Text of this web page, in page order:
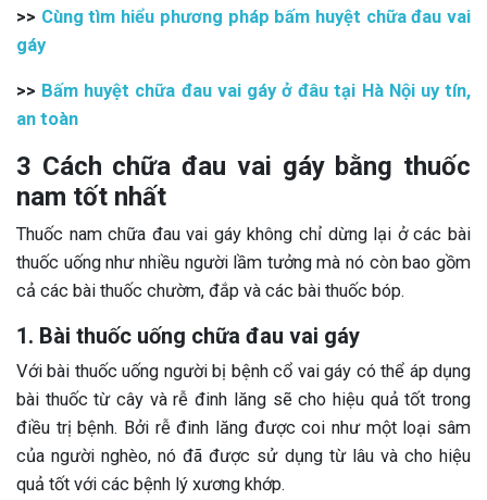
>> Cùng tìm hiểu phương pháp bấm huyệt chữa đau vai
gáy
>> Bấm huyệt chữa đau vai gáy ở đâu tại Hà Nội uy tín,
an toàn
3 Cách chữa đau vai gáy bằng thuốc
nam tốt nhất
Thuốc nam chữa đau vai gáy không chỉ dừng lại ở các bài
thuốc uống như nhiều người lầm tưởng mà nó còn bao gồm
cả các bài thuốc chườm, đắp và các bài thuốc bóp.
1. Bài thuốc uống chữa đau vai gáy
Với bài thuốc uống người bị bệnh cổ vai gáy có thể áp dụng
bài thuốc từ cây và rễ đinh lăng sẽ cho hiệu quả tốt trong
điều trị bệnh. Bởi rễ đinh lăng được coi như một loại sâm
của người nghèo, nó đã được sử dụng từ lâu và cho hiệu
quả tốt với các bệnh lý xương khớp.